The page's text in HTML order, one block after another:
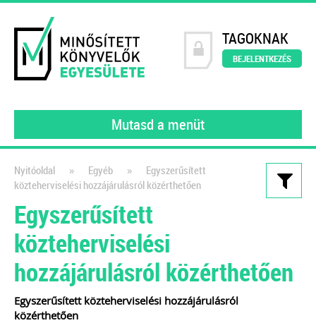
TAGOKNAK
BEJELENTKEZÉS
Mutasd a menüt
Kiadványaink
Könyvelői szerződésminta
A szerződés, amely tökéletesen
védi a könyvelők érdekeit!
2021
Nyitóoldal » Egyéb »
Egyszerűsített
közteherviselési hozzájárulásról közérthetően
Egyszerűsített
közteherviselési
hozzájárulásról közérthetően
Egyszerűsített közteherviselési hozzájárulásról
közérthetően